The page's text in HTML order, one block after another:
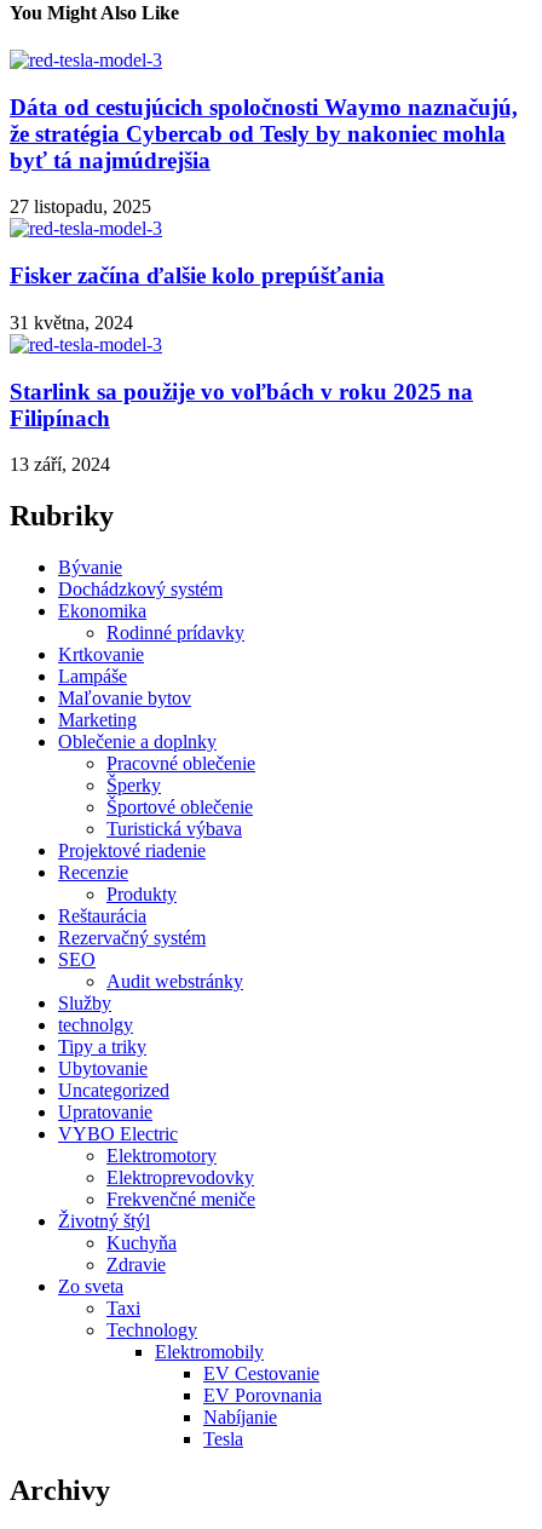
You Might Also Like
Dáta od cestujúcich spoločnosti Waymo naznačujú,
že stratégia Cybercab od Tesly by nakoniec mohla
byť tá najmúdrejšia
27 listopadu, 2025
Fisker začína ďalšie kolo prepúšťania
31 května, 2024
Starlink sa použije vo voľbách v roku 2025 na
Filipínach
13 září, 2024
Rubriky
Bývanie
Dochádzkový systém
Ekonomika
Rodinné prídavky
Krtkovanie
Lampáše
Maľovanie bytov
Marketing
Oblečenie a doplnky
Pracovné oblečenie
Šperky
Športové oblečenie
Turistická výbava
Projektové riadenie
Recenzie
Produkty
Reštaurácia
Rezervačný systém
SEO
Audit webstránky
Služby
technolgy
Tipy a triky
Ubytovanie
Uncategorized
Upratovanie
VYBO Electric
Elektromotory
Elektroprevodovky
Frekvenčné meniče
Životný štýl
Kuchyňa
Zdravie
Zo sveta
Taxi
Technology
Elektromobily
EV Cestovanie
EV Porovnania
Nabíjanie
Tesla
Archivy